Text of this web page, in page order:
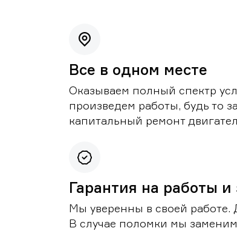
Все в одном месте
Оказываем полный спектр
произведем работы, будь то
капитальный ремонт
Гарантия на работы и
Мы уверенны в своей
В случае поломки мы